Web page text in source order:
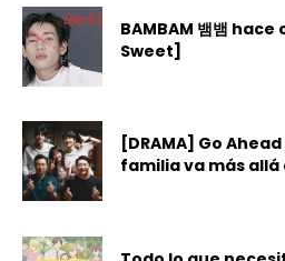
BAMBAM 뱀뱀
Sweet]
[DRAMA] Go
familia va más allá